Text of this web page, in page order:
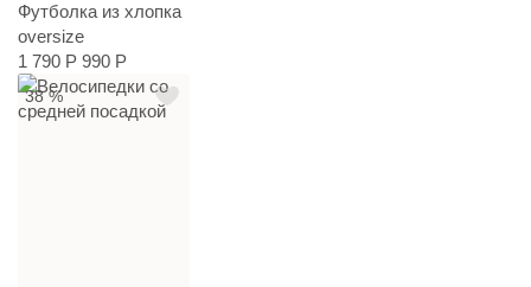
Футболка из хлопка
oversize
1 790 Р 990 Р
38 %